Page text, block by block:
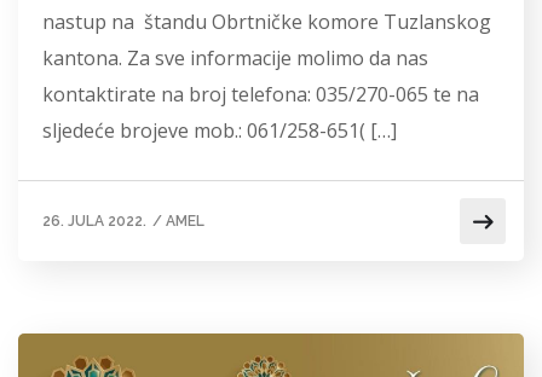
nastup na štandu Obrtničke komore Tuzlanskog
kantona. Za sve informacije molimo da nas
kontaktirate na broj telefona: 035/270-065 te na
sljedeće brojeve mob.: 061/258-651( […]
26. JULA 2022. / AMEL